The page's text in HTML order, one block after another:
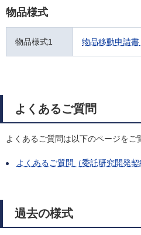
物品様式
物品様式1 物品移動申請書
よくあるご質問
よくあるご質問は以下のページをご
よくあるご質問（委託研究開発契
過去の様式